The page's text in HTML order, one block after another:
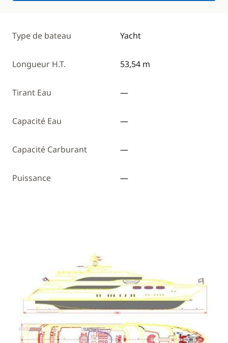
Type de bateau Yacht
Longueur H.T. 53,54 m
Tirant Eau —
Capacité Eau —
Capacité Carburant —
Puissance —